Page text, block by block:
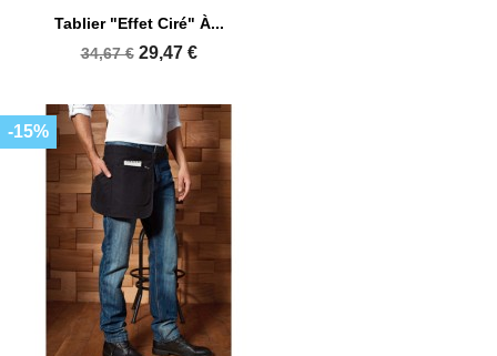
Tablier "effet Ciré" À...
34,67 € 29,47 €
-15%